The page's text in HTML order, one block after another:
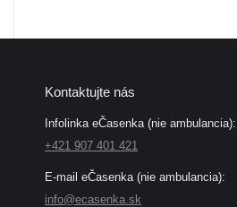
Kontaktujte nás
Infolinka eČasenka (nie ambulancia):
+421 907 401 421
E-mail eČasenka (nie ambulancia):
info@ecasenka.sk